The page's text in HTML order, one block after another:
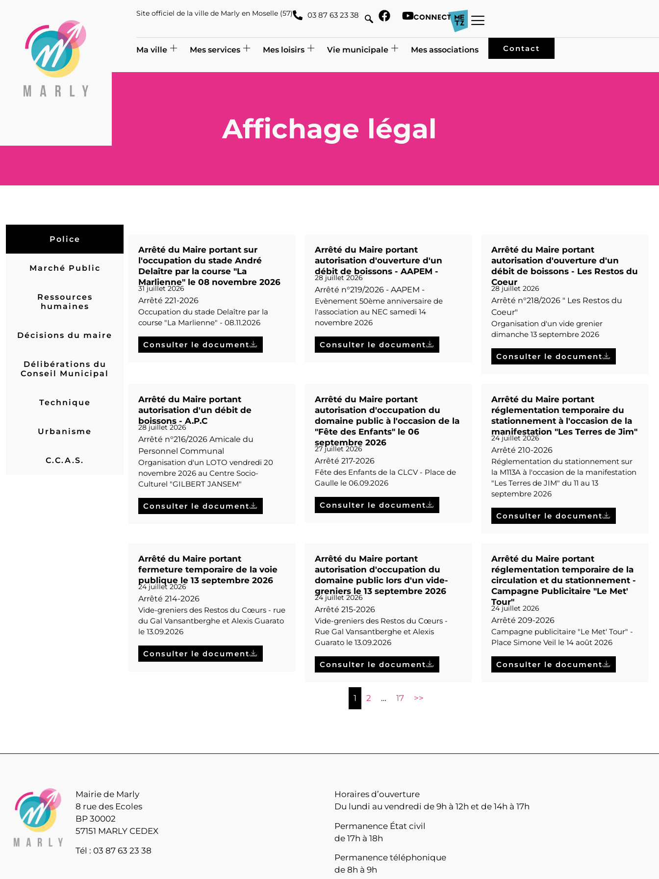
Site officiel de la ville de Marly en Moselle (57) 03 87 63 23 38
Ma ville Mes services Mes loisirs Vie municipale Mes associations Contact
Affichage légal
Police
Marché Public
Ressources
humaines
Décisions du maire
Délibérations du
Conseil Municipal
Technique
Urbanisme
C.C.A.S.
Arrêté du Maire portant sur
l'occupation du stade André
Delaître par la course "La
Marlienne" le 08 novembre 2026
31 juillet 2026
Arrêté 221-2026
Occupation du stade Delaître par la
course "La Marlienne" - 08.11.2026
Consulter le document
Arrêté du Maire portant
autorisation d'ouverture d'un
débit de boissons - AAPEM -
28 juillet 2026
Arrêté n°219/2026 - AAPEM -
Evènement 50ème anniversaire de
l'association au NEC samedi 14
novembre 2026
Consulter le document
Arrêté du Maire portant
autorisation d'ouverture d'un
débit de boissons - Les Restos du
Coeur
28 juillet 2026
Arrêté n°218/2026 " Les Restos du
Coeur"
Organisation d'un vide grenier
dimanche 13 septembre 2026
Consulter le document
Arrêté du Maire portant
autorisation d'un débit de
boissons - A.P.C
28 juillet 2026
Arrêté n°216/2026 Amicale du
Personnel Communal
Organisation d'un LOTO vendredi 20
novembre 2026 au Centre Socio-
Culturel "GILBERT JANSEM"
Consulter le document
Arrêté du Maire portant
autorisation d'occupation du
domaine public à l'occasion de la
"Fête des Enfants" le 06
septembre 2026
27 juillet 2026
Arrêté 217-2026
Fête des Enfants de la CLCV - Place de
Gaulle le 06.09.2026
Consulter le document
Arrêté du Maire portant
réglementation temporaire du
stationnement à l'occasion de la
manifestation "Les Terres de Jim"
24 juillet 2026
Arrêté 210-2026
Réglementation du stationnement sur
la M113A à l'occasion de la manifestation
"Les Terres de JIM" du 11 au 13
septembre 2026
Consulter le document
Arrêté du Maire portant
fermeture temporaire de la voie
publique le 13 septembre 2026
24 juillet 2026
Arrêté 214-2026
Vide-greniers des Restos du Cœurs - rue
du Gal Vansantberghe et Alexis Guarato
le 13.09.2026
Consulter le document
Arrêté du Maire portant
autorisation d'occupation du
domaine public lors d'un vide-
greniers le 13 septembre 2026
24 juillet 2026
Arrêté 215-2026
Vide-greniers des Restos du Cœurs -
Rue Gal Vansantberghe et Alexis
Guarato le 13.09.2026
Consulter le document
Arrêté du Maire portant
réglementation temporaire de la
circulation et du stationnement -
Campagne Publicitaire "Le Met'
Tour"
24 juillet 2026
Arrêté 209-2026
Campagne publicitaire "Le Met' Tour" -
Place Simone Veil le 14 août 2026
Consulter le document
1 2 … 17 >>
Mairie de Marly
8 rue des Ecoles
BP 30002
57151 MARLY CEDEX
Tél : 03 87 63 23 38
Horaires d’ouverture
Du lundi au vendredi de 9h à 12h et de 14h à 17h
Permanence État civil
de 17h à 18h
Permanence téléphonique
de 8h à 9h